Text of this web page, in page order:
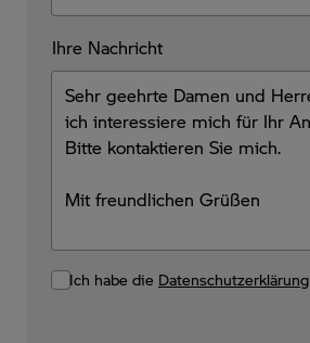
Ihre Nachricht
Ich habe die Datenschutzerklärung